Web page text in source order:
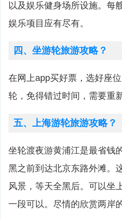
以及娱乐健身场所设施。每
娱乐项目应有尽有。
四、坐游轮旅游攻略？
在网上app买好票，选好座
轮，免得错过时间，需要重
五、上海游轮旅游攻略？
坐轮渡夜游黄浦江是最省钱
黑之前到达北京东路外滩。
风景，等天全黑后。可以坐
一段可以。尽情的欣赏两岸